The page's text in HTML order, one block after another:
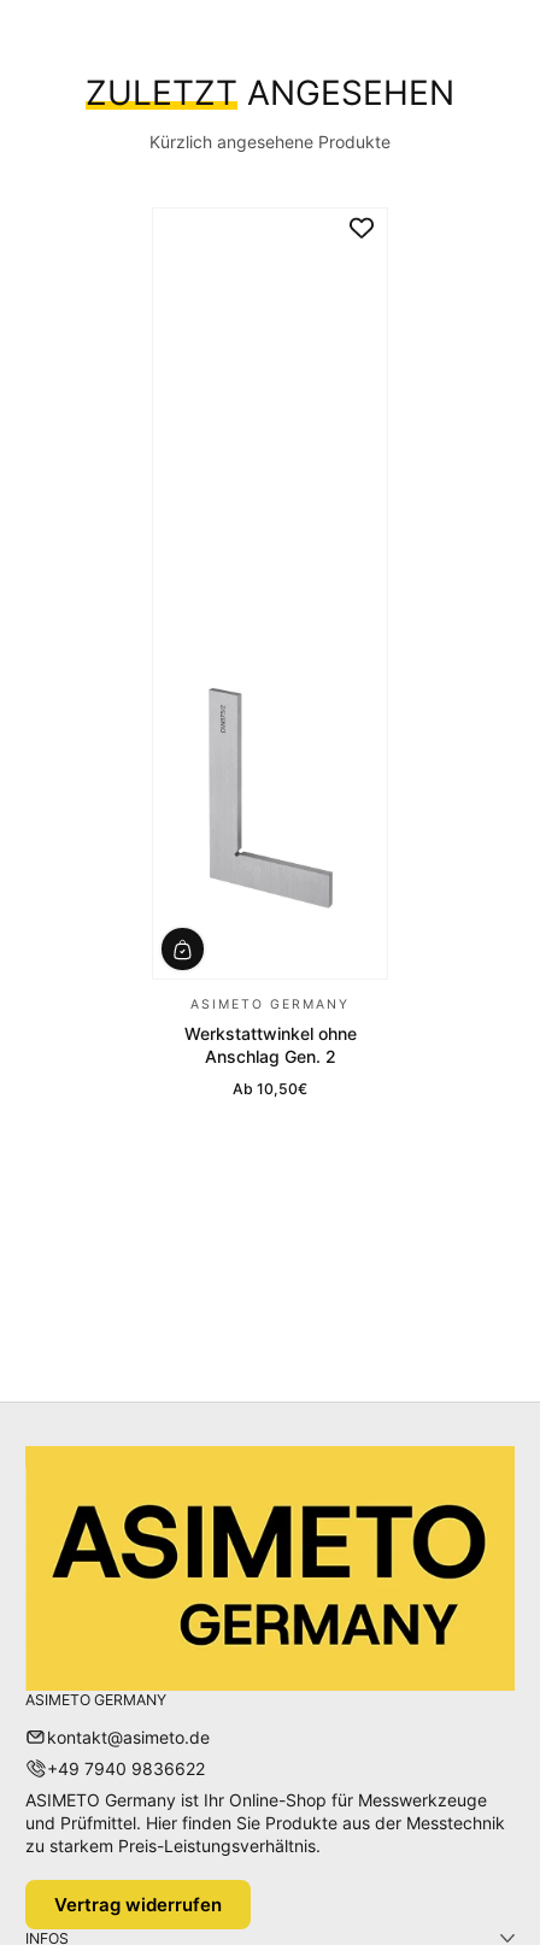
ZULETZT ANGESEHEN
Kürzlich angesehene Produkte
ASIMETO GERMANY
Werkstattwinkel ohne
Anschlag Gen. 2
Regulärer Preis
Ab 10,50€
ASIMETO GERMANY
kontakt@asimeto.de
+49 7940 9836622
ASIMETO Germany ist Ihr Online-Shop für Messwerkzeuge
und Prüfmittel. Hier finden Sie Produkte aus der Messtechnik
zu starkem Preis-Leistungsverhältnis.
Vertrag widerrufen
INFOS